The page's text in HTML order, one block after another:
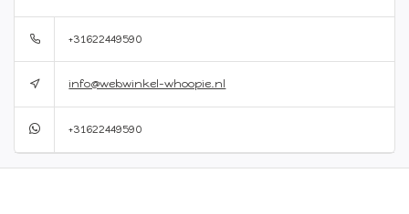
+31622449590
info@webwinkel-whoopie.nl
+31622449590